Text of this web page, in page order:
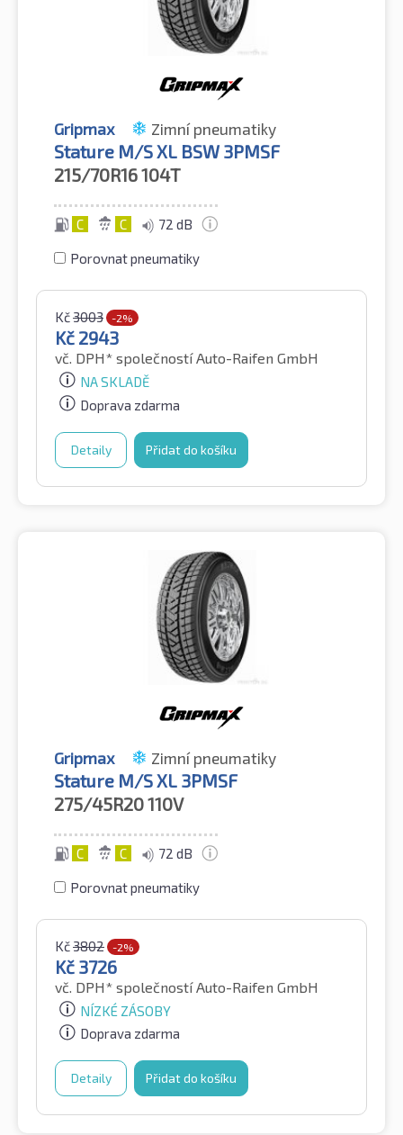
Gripmax Zimní pneumatiky
Stature M/S XL BSW 3PMSF
215/70R16104T
C C 72 dB
Porovnat pneumatiky
Kč3003 -2%
Kč 2943
vč. DPH* společností Auto-Raifen GmbH
NA SKLADĚ
Doprava zdarma
Detaily Přidat do košíku
Gripmax Zimní pneumatiky
Stature M/S XL 3PMSF
275/45R20110V
C C 72 dB
Porovnat pneumatiky
Kč3802 -2%
Kč 3726
vč. DPH* společností Auto-Raifen GmbH
NÍZKÉ ZÁSOBY
Doprava zdarma
Detaily Přidat do košíku